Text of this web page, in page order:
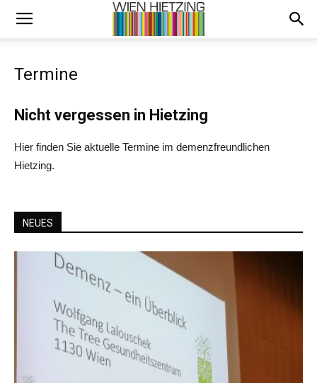
Termine
Nicht vergessen in Hietzing
Hier finden Sie aktuelle Termine im demenzfreundlichen
Hietzing.
NEUES